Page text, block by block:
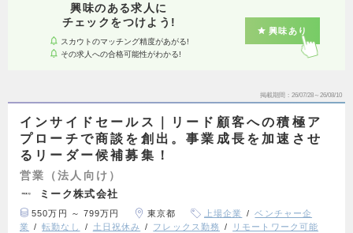
興味のある求人に
チェックをつけよう!
スカウトのマッチング精度があがる!
その求人への合格可能性がわかる!
興味あり
掲載期間 26/07/28～26/08/10
インサイドセールス｜リード顧客への積極ア
プローチで商談を創出。事業成長を加速させ
るリーダー候補募集！
営業（法人向け）
ミーク株式会社
550万円 ～ 799万円 東京都 上場企業
ベンチャー企
業
転勤なし 土日祝休み フレックス勤務 リモートワーク可能